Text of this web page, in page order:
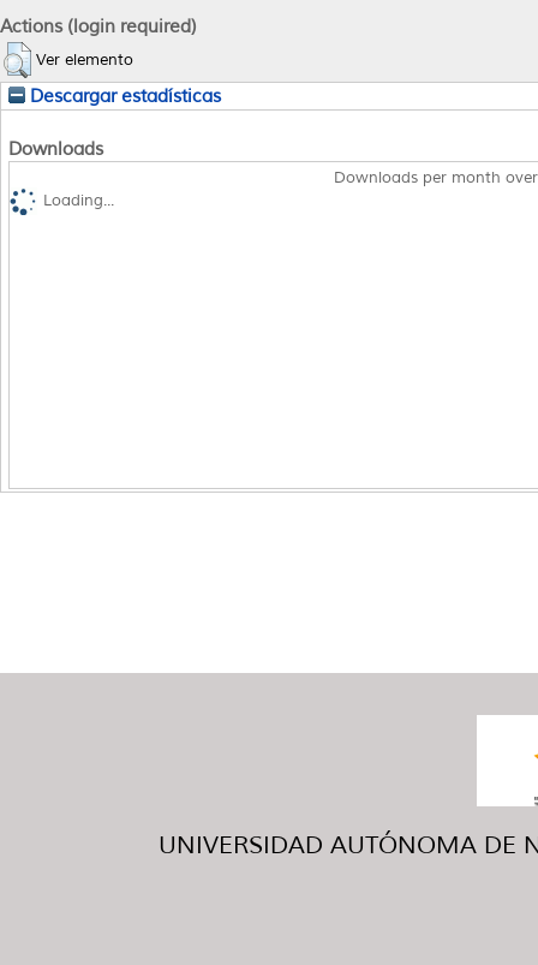
Actions (login required)
Ver elemento
Descargar estadísticas
Downloads
Downloads per month
Loading...
UNIVERSIDAD AUTÓNOMA DE